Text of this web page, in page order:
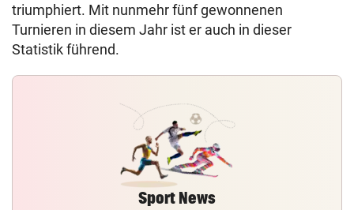
triumphiert. Mit nunmehr fünf gewonnenen
Turnieren in diesem Jahr ist er auch in dieser
Statistik führend.
Sport News